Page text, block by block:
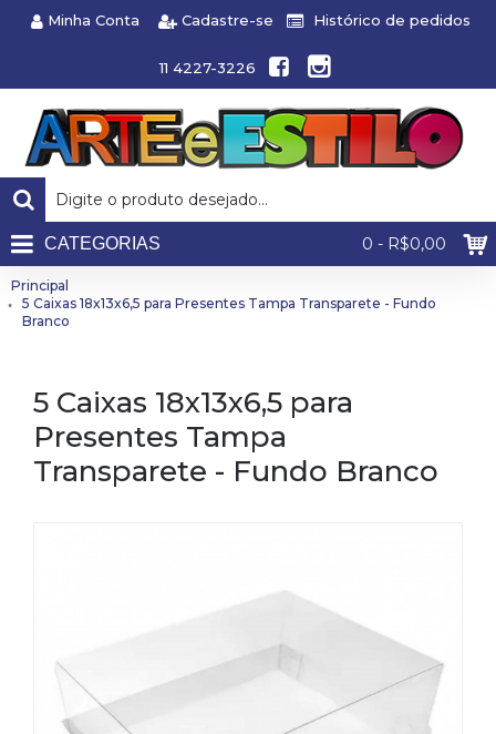
Minha Conta Cadastre-se Histórico de pedidos
11 4227-3226
0 - R$0,00
CATEGORIAS
Principal
5 Caixas 18x13x6,5 para Presentes Tampa Transparete - Fundo
Branco
5 Caixas 18x13x6,5 para
Presentes Tampa
Transparete - Fundo Branco